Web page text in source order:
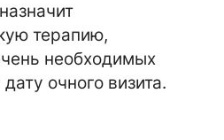
терапию,
необходимых
очного визита.